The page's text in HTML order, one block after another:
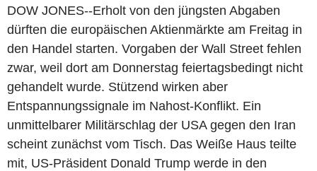
DOW JONES--Erholt von den jüngsten Abgaben
dürften die europäischen Aktienmärkte am Freitag in
den Handel starten. Vorgaben der Wall Street fehlen
zwar, weil dort am Donnerstag feiertagsbedingt nicht
gehandelt wurde. Stützend wirken aber
Entspannungssignale im Nahost-Konflikt. Ein
unmittelbarer Militärschlag der USA gegen den Iran
scheint zunächst vom Tisch. Das Weiße Haus teilte
mit, US-Präsident Donald Trump werde in den